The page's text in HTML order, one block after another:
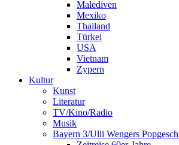
Malediven
Mexiko
Thailand
Türkei
USA
Vietnam
Zypern
Kultur
Kunst
Literatur
TV/Kino/Radio
Musik
Bayern 3/Ulli Wengers